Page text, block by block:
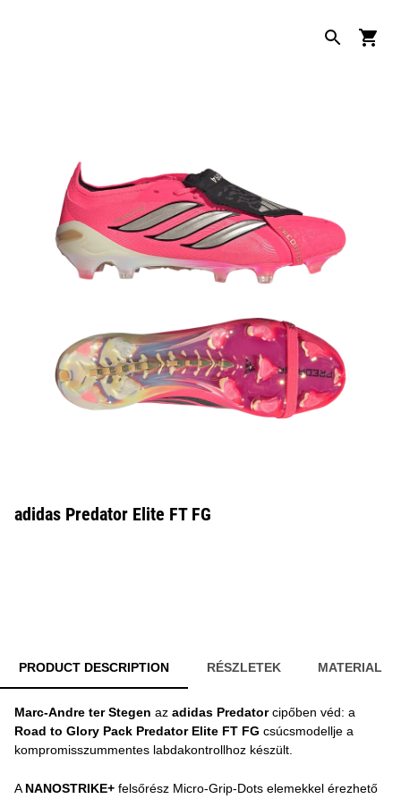
adidas Predator Elite FT FG
PRODUCT DESCRIPTION RÉSZLETEK MATERIAL
Marc-Andre ter Stegen az adidas Predatorcipőben véd: a
Road to Glory Pack Predator Elite FT FG csúcsmodellje a
kompromisszummentes labdakontrollhoz készült.
A NANOSTRIKE+ felsőrész Micro-Grip-Dots elemekkel érezhető